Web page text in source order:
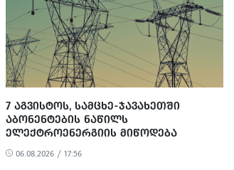
7 ᲐᲒᲕᲘᲡᲢᲝᲡ, ᲡᲐᲛᲪᲮᲔ-ᲯᲐᲕᲐᲮᲔᲗᲨᲘ
ᲐᲑᲝᲜᲔᲜᲢᲔᲑᲘᲡ ᲜᲐᲬᲘᲚᲡ
ᲔᲚᲔᲥᲢᲠᲝᲔᲜᲔᲠᲒᲘᲘᲡ ᲛᲘᲬᲝᲓᲔᲑᲐ
ᲨᲔᲔᲖᲦᲣᲓᲔᲑᲐ
06.08.2026 / 17:56